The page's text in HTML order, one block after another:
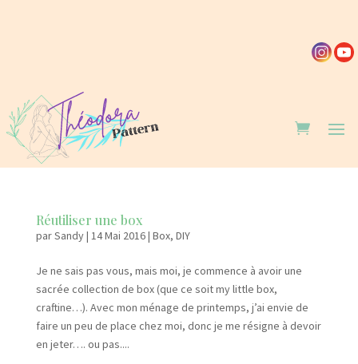
Réutiliser une box
parSandy| 14 Mai 2016| Box, DIY
Je ne sais pas vous, mais moi, je commence à avoir une
sacrée collection de box (que ce soit my little box,
craftine…). Avec mon ménage de printemps, j’ai envie de
faire un peu de place chez moi, donc je me résigne à devoir
en jeter…. ou pas....